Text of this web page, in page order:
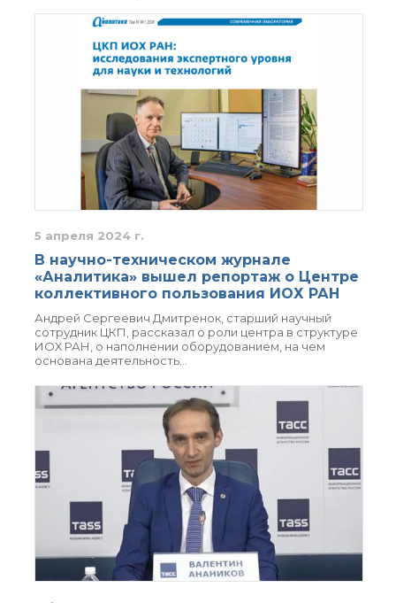
Конкурсы, премии
должностей
Преподавательский
Достижения
Внутренний сайт
ЯМР-центр ИОХ РАН
5 апреля 2024 г.
В научно-техническом журнале
«Аналитика» вышел репортаж о Центре
коллективного пользования ИОХ РАН
Андрей Сергеевич Дмитренок, старший научный
сотрудник ЦКП, рассказал о роли центра в структуре
ИОХ РАН, о наполнении оборудованием, на чем
основана деятельность…